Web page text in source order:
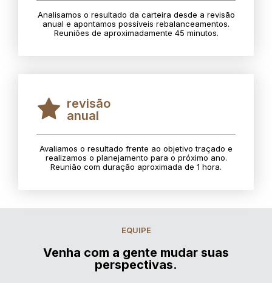
Analisamos o resultado da carteira desde a revisão
anual e apontamos possíveis rebalanceamentos.
Reuniões de aproximadamente 45 minutos.
revisão
anual
Avaliamos o resultado frente ao objetivo traçado e
realizamos o planejamento para o próximo ano.
Reunião com duração aproximada de 1 hora.
EQUIPE
Venha com a gente mudar suas
perspectivas.